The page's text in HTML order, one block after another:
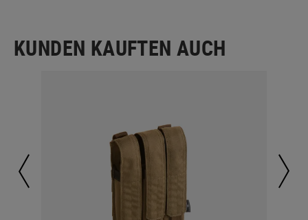
KUNDEN KAUFTEN AUCH